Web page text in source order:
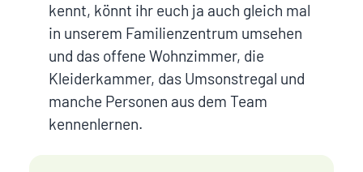
kennt, könnt ihr euch ja auch gleich mal
in unserem Familienzentrum umsehen
und das offene Wohnzimmer, die
Kleiderkammer, das Umsonstregal und
manche Personen aus dem Team
kennenlernen.